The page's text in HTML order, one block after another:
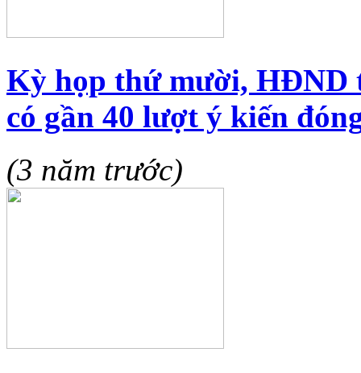
Kỳ họp thứ mười, HĐND
có gần 40 lượt ý kiến
(3 năm trước)